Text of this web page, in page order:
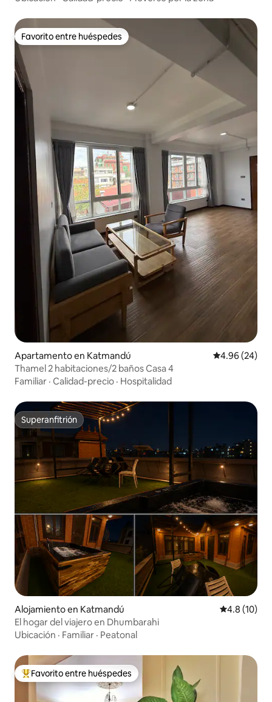
Favorito entre huéspedes
Favorito entre huéspedes
Apartamento en Katmandú Calificación
4.96 (24)
Thamel 2 habitaciones/2 baños Casa 4
Familiar · Calidad-precio · Hospitalidad
Superanfitrión
Superanfitrión
Alojamiento en Katmandú Calificación
4.8 (10)
El hogar del viajero en Dhumbarahi
Ubicación · Familiar · Peatonal
Favorito entre huéspedes preferido
Favorito entre huéspedes